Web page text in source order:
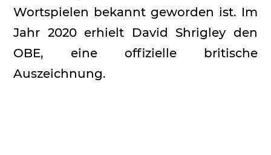
Wortspielen bekannt geworden ist. Im
Jahr 2020 erhielt David Shrigley den
OBE, eine offizielle britische
Auszeichnung.